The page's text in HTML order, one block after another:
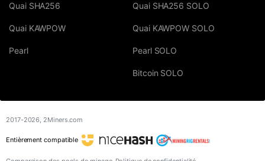
Quai SHA256
Quai KAWPOW
Pearl
Quai SHA256 SOLO
Quai KAWPOW SOLO
Pearl SOLO
Bitcoin SOLO
2017-2026, 2Miners.com
Entièrement compatible